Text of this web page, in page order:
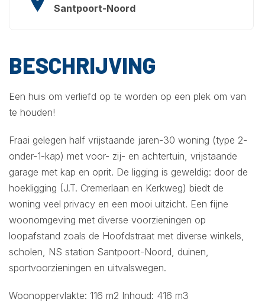
Santpoort-Noord
BESCHRIJVING
Een huis om verliefd op te worden op een plek om van
te houden!
Fraai gelegen half vrijstaande jaren-30 woning (type 2-
onder-1-kap) met voor- zij- en achtertuin, vrijstaande
garage met kap en oprit. De ligging is geweldig: door de
hoekligging (J.T. Cremerlaan en Kerkweg) biedt de
woning veel privacy en een mooi uitzicht. Een fijne
woonomgeving met diverse voorzieningen op
loopafstand zoals de Hoofdstraat met diverse winkels,
scholen, NS station Santpoort-Noord, duinen,
sportvoorzieningen en uitvalswegen.
Woonoppervlakte: 116 m2 Inhoud: 416 m3